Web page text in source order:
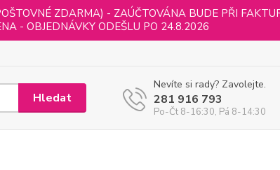
ZDARMA) - ZAÚČTOVÁNA BUDE PŘI
- OBJEDNÁVKY ODEŠLU PO 24.8.2026
Hledat
Nevíte si rady? Zavolejte.
281 916 793
Po-Čt 8-16:30, Pá 8-14:30